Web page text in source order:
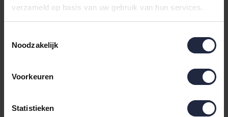
verzameld op basis van uw gebruik van hun services.
Noodzakelijk
Voorkeuren
Statistieken
Washandje 16x22cm
Op voorraad - Levertijd: voor 16.00
€6,5
Incl. BTW
€47,95